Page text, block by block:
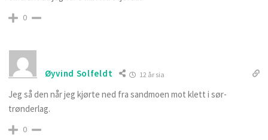
0
Øyvind Solfeldt 12 år sia
Jeg så den når jeg kjørte ned fra sandmoen mot klett i sør-
trønderlag.
0